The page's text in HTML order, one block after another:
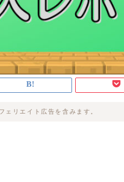
ェリエイト広告を含みます。